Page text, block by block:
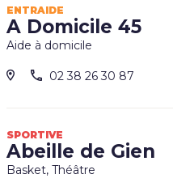
ENTRAIDE
A Domicile 45
Aide à domicile
02 38 26 30 87
SPORTIVE
Abeille de Gien
Basket, Théâtre